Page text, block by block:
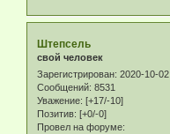
Штепсель
свой человек
Зарегистрирован: 2020-10-02
Сообщений: 8531
Уважение: [+17/-10]
Позитив: [+0/-0]
Провел на форуме: